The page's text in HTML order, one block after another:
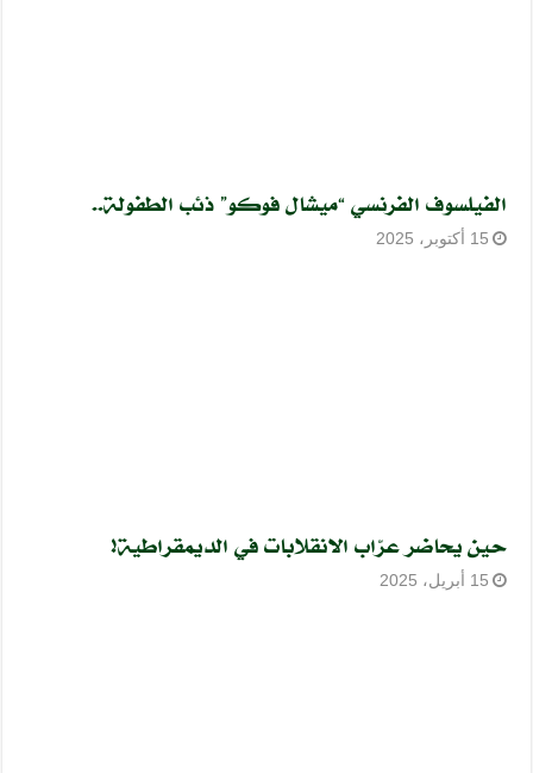
الفيلسوف الفرنسي “ميشال فوكو” ذئب الطفولة..
15 أكتوبر، 2025
حين يحاضر عرّاب الانقلابات في الديمقراطية!
15 أبريل، 2025